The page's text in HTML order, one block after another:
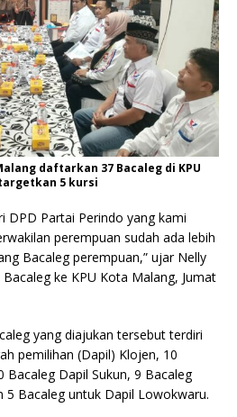
daftarkan 37 Bacaleg di KPU
5 kursi
DPD Partai Perindo yang kami
perempuan sudah ada lebih
Bacaleg perempuan,” ujar Nelly
ke KPU Kota Malang, Jumat
yang diajukan tersebut terdiri
pemilihan (Dapil) Klojen, 10
Bacaleg Dapil Sukun, 9 Bacaleg
5 Bacaleg untuk Dapil Lowokwaru.